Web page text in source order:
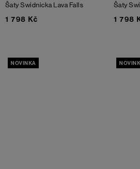
Šaty Swidnicka Lava Falls
1 798 Kč
Šaty
1 798
NOVINKA